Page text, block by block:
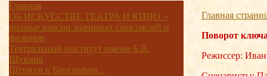
Главная
ОБ ИСКУССТВЕ ТЕАТРА И КИНО +
полные версии значимых спектаклей и
фильмов
Театральный институт имени Б.В.
Щукина
Штрихи к Биографии...
Главная
Поворот
Режиссер: